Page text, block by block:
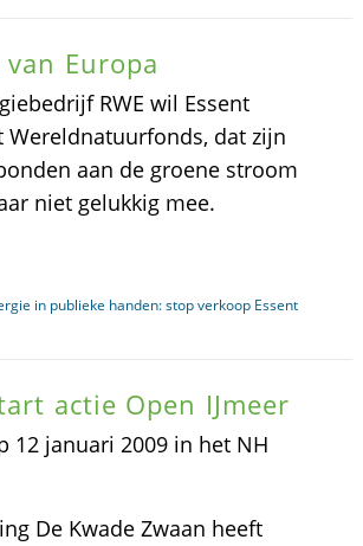
van Europa
RWE wil Essent
Wereldnatuurfonds, dat zijn
aan de groene stroom
niet gelukkig mee.
in publieke handen: stop verkoop Essent
actie Open IJmeer
12 januari 2009 in het NH
De Kwade Zwaan heeft